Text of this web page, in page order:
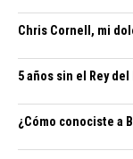
Chris Cornell, mi
5 años sin el Rey
¿Cómo conociste a